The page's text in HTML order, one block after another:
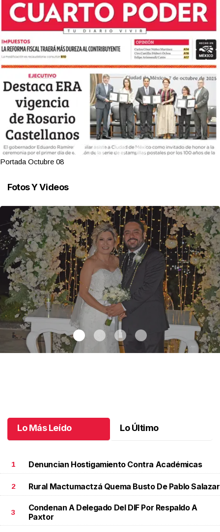
Portada Octubre 08
Fotos Y Videos
Lo Más Leído Lo Último
1 Denuncian Hostigamiento Contra Académicas
2 Rural Mactumactzá Quema Busto De Pablo Salazar
3
Condenan A Delegado Del DIF Por Respaldo A
Paxtor